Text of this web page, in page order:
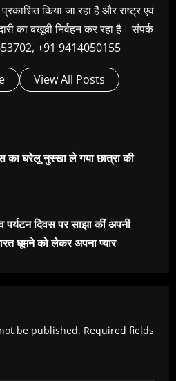
किया जा रहा है और राष्ट्र एवं
का बखूबी निर्वहन कर रहा है। संपर्क
+91 9414050155
View All Posts
घरेलू नुस्खा ले गया छात्रा की
दिवस पर साझा कीं अपनी
घूमने को लेकर अपना प्यार
be published. Required fields